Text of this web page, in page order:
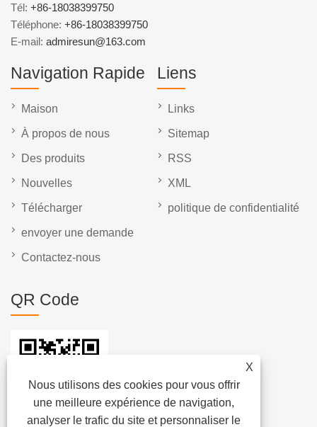
X
Nous utilisons des cookies pour vous offrir
une meilleure expérience de navigation,
analyser le trafic du site et personnaliser le
Tél: +86-18038399750
Téléphone: +86-18038399750
E-mail: admiresun@163.com
Navigation Rapide
Maison
À propos de nous
Des produits
Nouvelles
Télécharger
envoyer une demande
Contactez-nous
Liens
Links
Sitemap
RSS
XML
politique de confidentialité
QR Code